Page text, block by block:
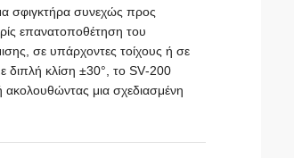
σφιγκτήρα συνεχώς προς
επανατοποθέτηση του
σε υπάρχοντες τοίχους ή σε
διπλή κλίση ±30°, το SV‑200
ακολουθώντας μια σχεδιασμένη